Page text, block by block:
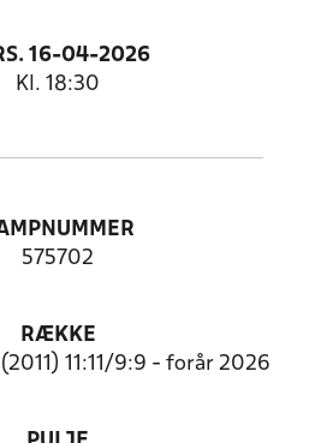
16-04-2026
Kl. 18:30
575702
RÆKKE
11:11/9:9 - forår 2026